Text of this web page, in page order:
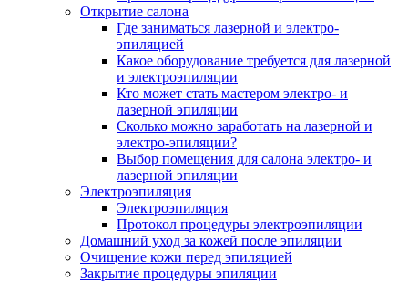
Открытие салона
Где заниматься лазерной и электро-
эпиляцией
Какое оборудование требуется для лазерной
и электроэпиляции
Кто может стать мастером электро- и
лазерной эпиляции
Сколько можно заработать на лазерной и
электро-эпиляции?
Выбор помещения для салона электро- и
лазерной эпиляции
Электроэпиляция
Электроэпиляция
Протокол процедуры электроэпиляции
Домашний уход за кожей после эпиляции
Очищение кожи перед эпиляцией
Закрытие процедуры эпиляции